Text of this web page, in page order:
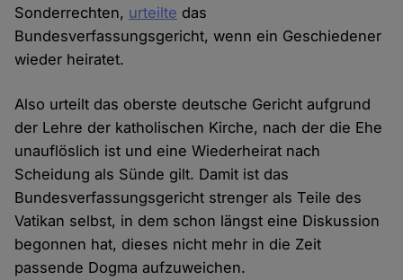
Sonderrechten, urteilte das
Bundesverfassungsgericht, wenn ein Geschiedener
wieder heiratet.
Also urteilt das oberste deutsche Gericht aufgrund
der Lehre der katholischen Kirche, nach der die Ehe
unauflöslich ist und eine Wiederheirat nach
Scheidung als Sünde gilt. Damit ist das
Bundesverfassungsgericht strenger als Teile des
Vatikan selbst, in dem schon längst eine Diskussion
begonnen hat, dieses nicht mehr in die Zeit
passende Dogma aufzuweichen.